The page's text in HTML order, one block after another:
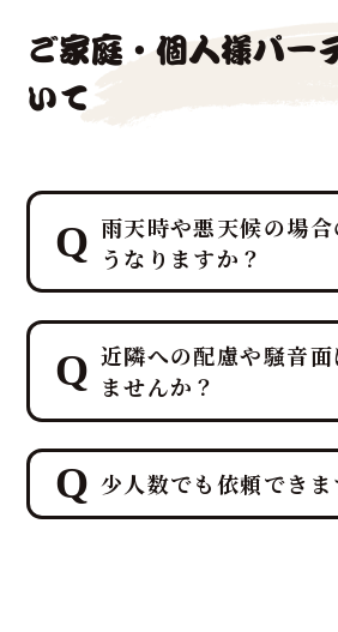
ご家庭・個人様パー
いて
雨天時や悪天候の場
うなりますか？
ご安心ください。鮪達
ベルのおもてなしに基
天候時も柔軟に対応で
しており、代替会場の
ノウハウで生マグロの
管理を徹底し、最高の
をお届けします。
近隣への配慮や騒音面
ませんか？
ご安心ください。私た
ベントのエンターテイ
つつ、ホテルレベルの
少人数でも依頼できま